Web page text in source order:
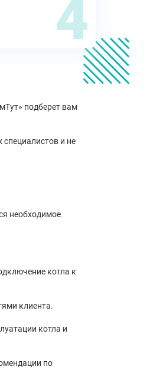
4
подберет вам
и не
необходимое
котла к
клиента.
котла и
по